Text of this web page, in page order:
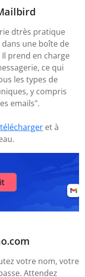
dtrès pratique
une boîte de
prend en charge
ce qui
les types de
y compris
emails".
télécharger et à
votre nom, votre
Attendez